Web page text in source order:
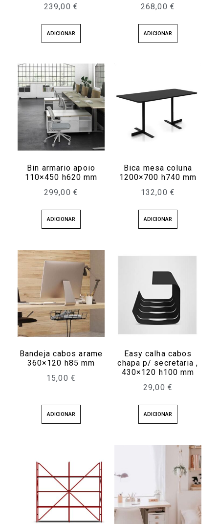
239,00 €
ADICIONAR
268,00 €
ADICIONAR
Bin armario apoio
110×450 h620 mm
299,00 €
ADICIONAR
Bica mesa coluna
1200×700 h740 mm
132,00 €
ADICIONAR
Bandeja cabos arame
360×120 h85 mm
15,00 €
ADICIONAR
Easy calha cabos
chapa p/ secretaria ,
430×120 h100 mm
29,00 €
ADICIONAR